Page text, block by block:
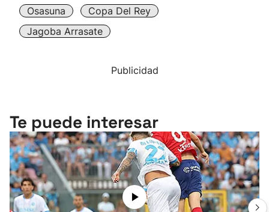
Osasuna
Copa Del Rey
Jagoba Arrasate
Publicidad
Te puede interesar